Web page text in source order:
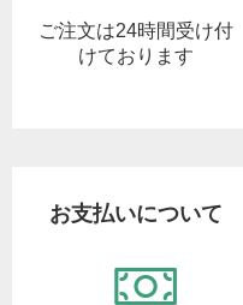
ご注文は24時間受け付
けております
お支払いについて